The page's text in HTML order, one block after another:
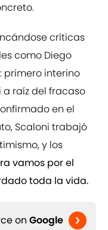
críticas
como Diego
primero interino
raíz del fracaso
en el
Scaloni trabajó
y los
vamos por el
toda la vida.
on Google